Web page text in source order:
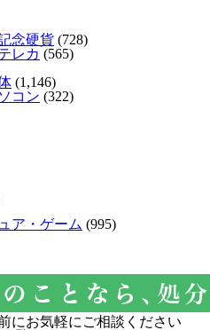
念硬貨 (728)
レカ (565)
(1,146)
コン (322)
ア・ゲーム (995)